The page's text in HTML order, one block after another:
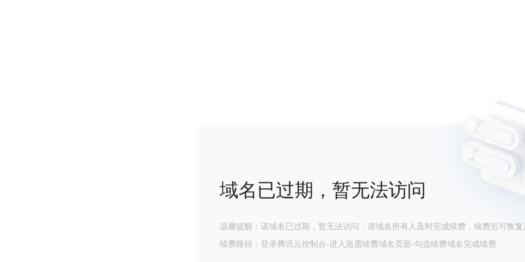
域名已过期，暂无法访问
温馨提醒：该域名已过期，暂无法访问，请域名所有人及时完成续费，续费后可恢复
续费路径：登录腾讯云控制台-进入急需续费域名页面-勾选续费域名完成续费